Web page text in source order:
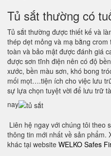
Tủ sắt thường có
Tủ sắt thường được thiết kế và
thép dẹt mỏng và mạ bằng
toàn và bảo mật được đánh giá
được sơn tĩnh điện nên có độ
xước, bền màu sơn, khó bong
mối mọt….tiện ích cho việc lưu
sự lựa chọn tuyệt vời để lưu trữ
nay
Liên hệ ngay với chúng tôi theo
thông tin mới nhất về sản phẩm.
khác tại website WELKO Safes